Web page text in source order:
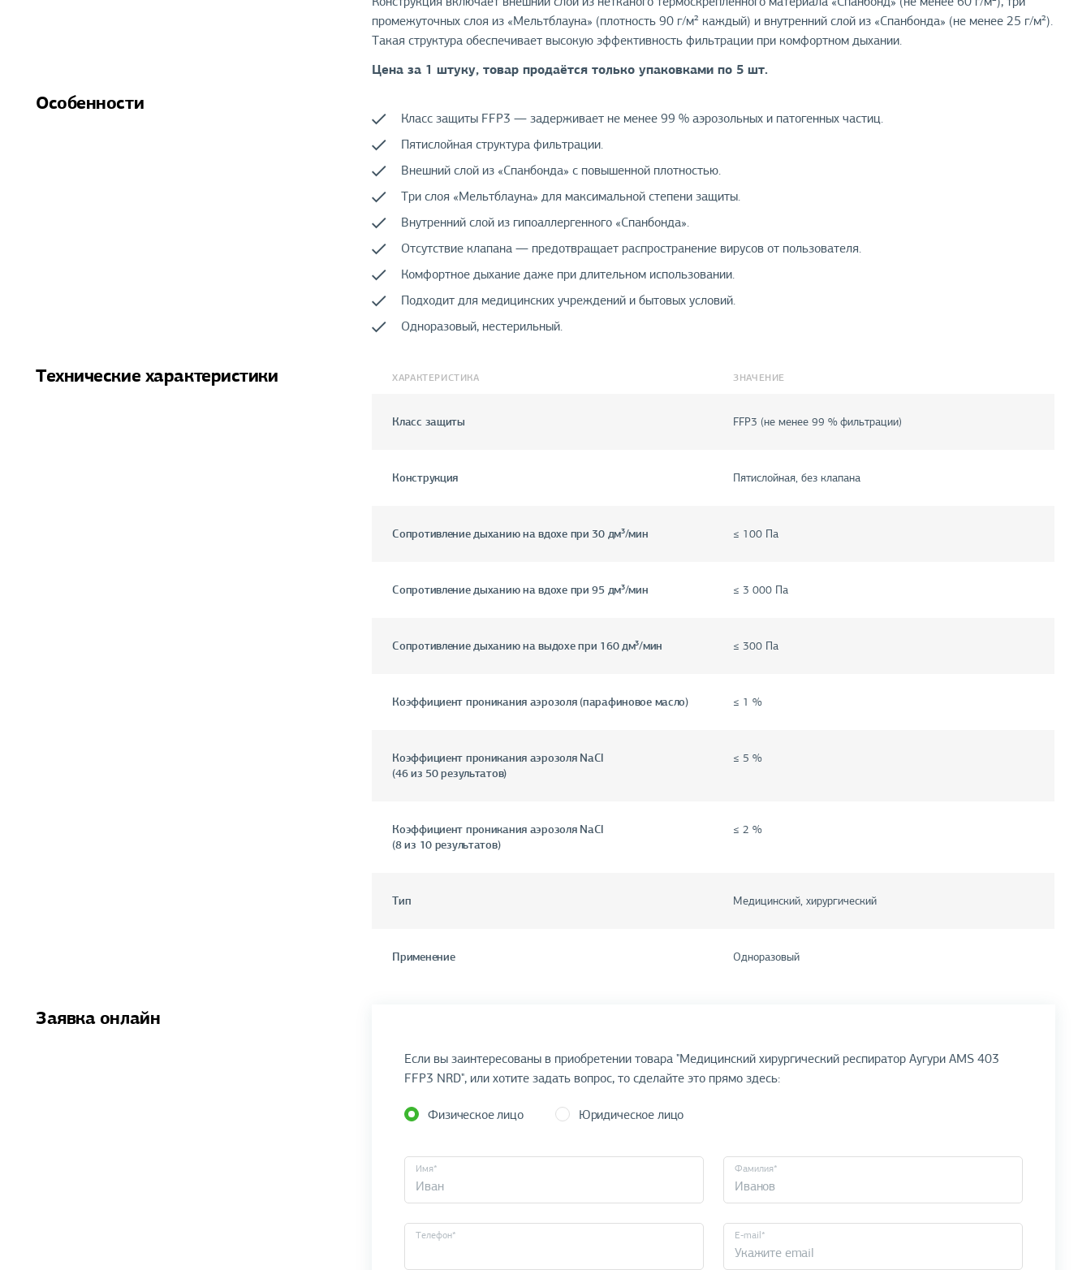
промежуточных слоя из «Мельтблауна» (плотность 90 г/м² каждый) и внутренний слой из «Спанбонда» (не менее 25 г/м²).
Такая структура обеспечивает высокую эффективность фильтрации при комфортном дыхании.
Цена за 1 штуку, товар продаётся только упаковками по 5 шт.
Особенности
Класс защиты FFP3 — задерживает не менее 99 % аэрозольных и патогенных частиц.
Пятислойная структура фильтрации.
Внешний слой из «Спанбонда» с повышенной плотностью.
Три слоя «Мельтблауна» для максимальной степени защиты.
Внутренний слой из гипоаллергенного «Спанбонда».
Отсутствие клапана — предотвращает распространение вирусов от пользователя.
Комфортное дыхание даже при длительном использовании.
Подходит для медицинских учреждений и бытовых условий.
Одноразовый, нестерильный.
Технические характеристики ХАРАКТЕРИСТИКА ЗНАЧЕНИЕ
Класс защиты FFP3 (не менее 99 % фильтрации)
Конструкция Пятислойная, без клапана
Сопротивление дыханию на вдохе при 30 дм³/мин ≤ 100 Па
Сопротивление дыханию на вдохе при 95 дм³/мин ≤ 3 000 Па
Сопротивление дыханию на выдохе при 160 дм³/мин ≤ 300 Па
Коэффициент проникания аэрозоля (парафиновое масло) ≤ 1 %
Коэффициент проникания аэрозоля NaCl
(46 из 50 результатов)
≤ 5 %
Коэффициент проникания аэрозоля NaCl
(8 из 10 результатов)
≤ 2 %
Тип Медицинский, хирургический
Применение Одноразовый
Заявка онлайн
Если вы заинтересованы в приобретении товара "Медицинский хирургический респиратор Аугури AMS 403
FFP3 NRD", или хотите задать вопрос, то сделайте это прямо здесь:
Физическое лицо Юридическое лицо
Имя* Фамилия*
Телефон* E-mail*